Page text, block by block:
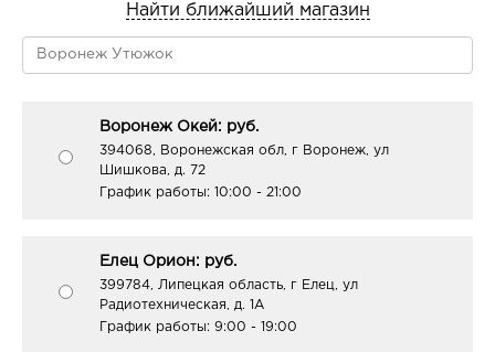
Найти ближайший магазин
Воронеж Окей: руб.
394068, Воронежская обл, г Воронеж, ул
Шишкова, д. 72
График работы: 10:00 - 21:00
Елец Орион: руб.
399784, Липецкая область, г Елец, ул
Радиотехническая, д. 1А
График работы: 9:00 - 19:00